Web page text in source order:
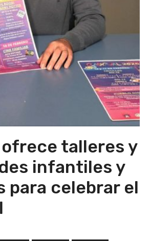
ofrece talleres y
infantiles y
para celebrar el